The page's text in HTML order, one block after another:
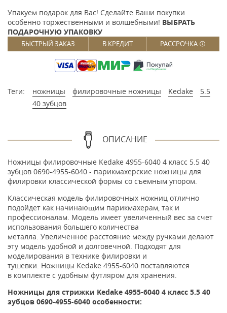
Упакуем подарок для Вас! Сделайте Ваши покупки
особенно торжественными и волшебными! ВЫБРАТЬ
ПОДАРОЧНУЮ УПАКОВКУ
БЫСТРЫЙ ЗАКАЗ В КРЕДИТ РАССРОЧКА
Теги: ножницы филировочные ножницы Kedake
5.5
40 зубцов
ОПИСАНИЕ
Ножницы филировочные Kedake 4955-6040 4 класс 5.5 40
зубцов 0690-4955-6040 - парикмахерские ножницы для
филировки классической формы со съемным упором.
Классическая модель филировочных ножниц отлично
подойдет как начинающим парикмахерам, так и
профессионалам. Модель имеет увеличенный вес за счет
использования большего количества
металла. Увеличенное расстояние между ручками делают
эту модель удобной и долговечной. Подходят для
моделирования в технике филировки и
тушевки. Ножницы Kedake 4955-6040 поставляются
в комплекте с удобным футляром для хранения.
Ножницы для стрижки Kedake 4955-6040 4 класс 5.5 40
зубцов 0690-4955-6040 особенности: